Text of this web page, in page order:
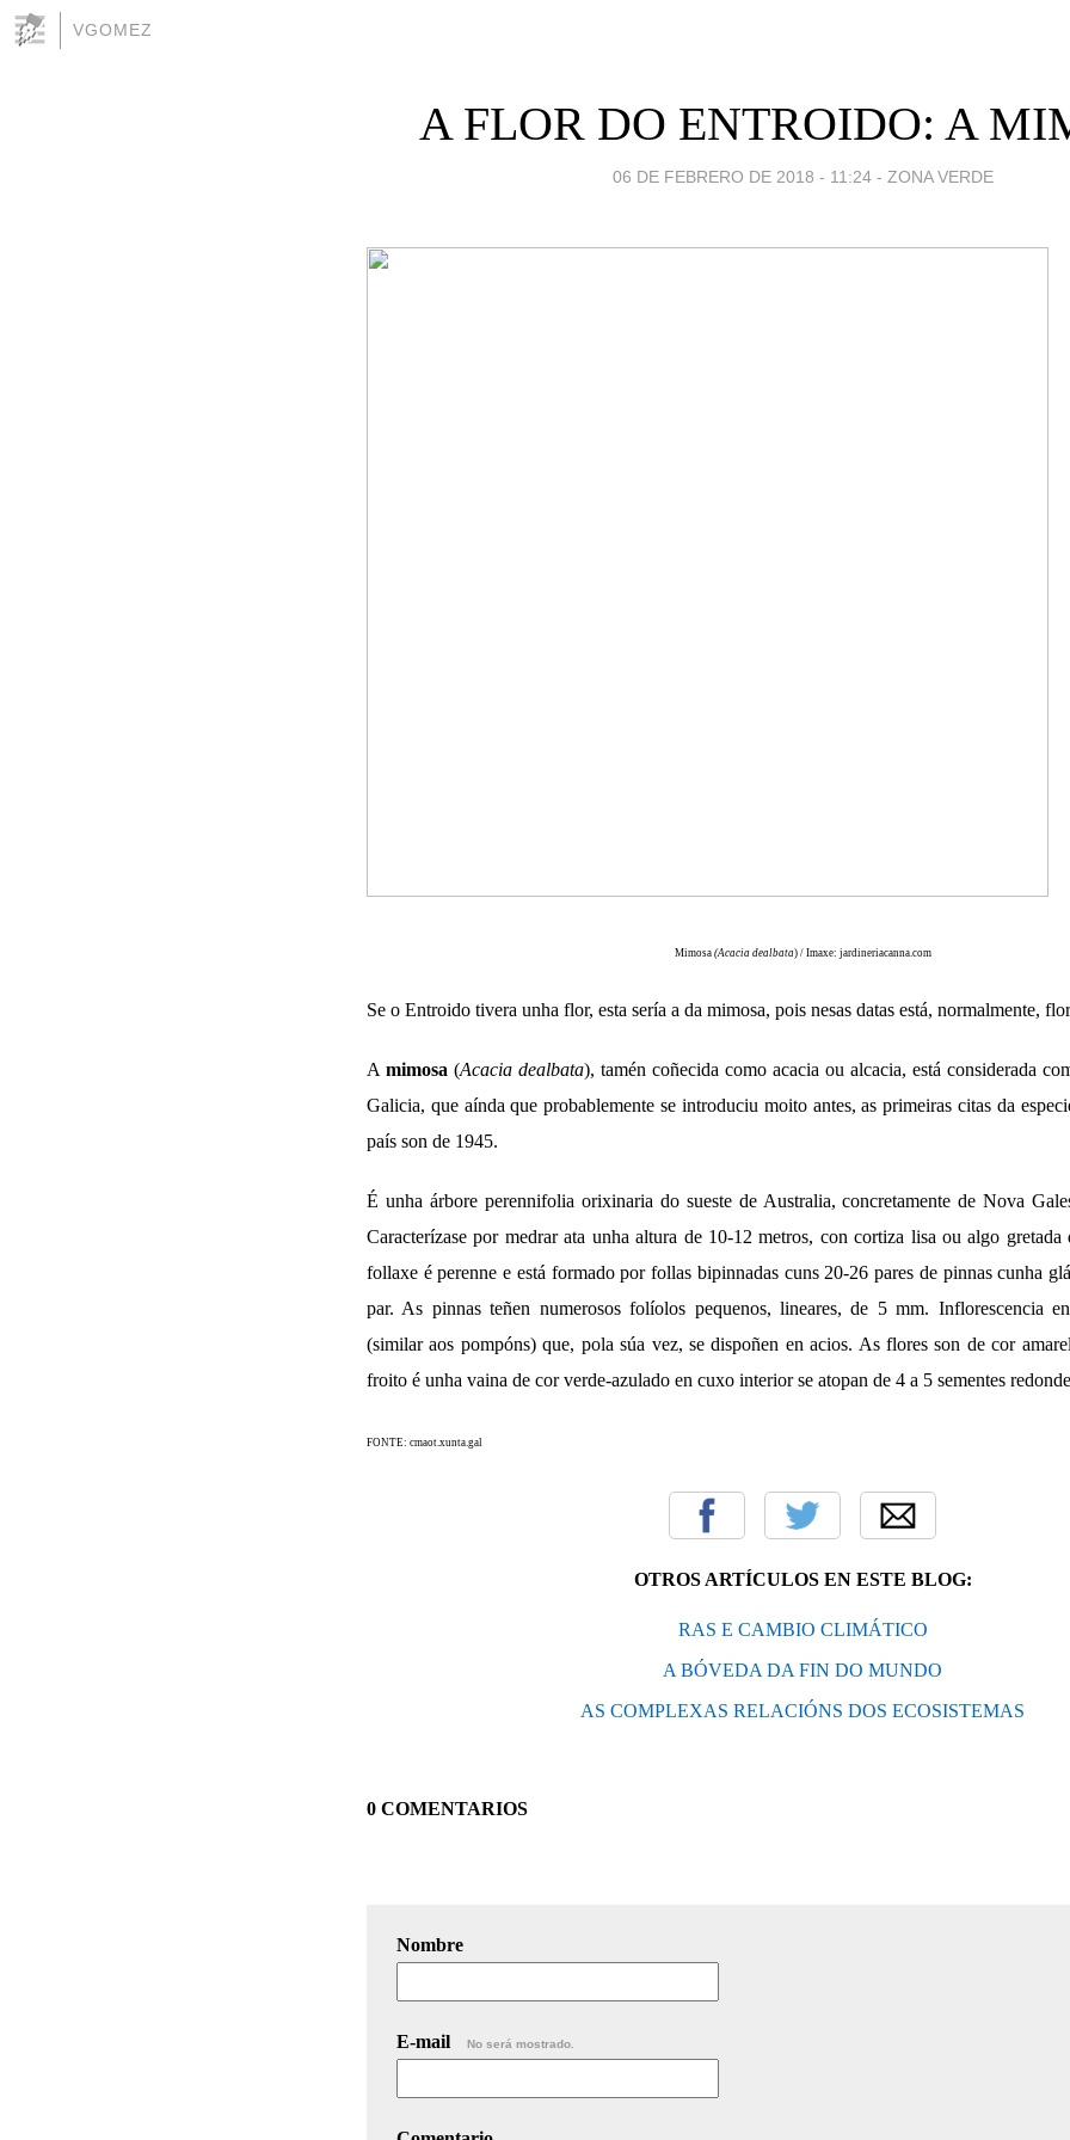
VGOMEZ
A FLOR DO ENTROIDO: A
06 DE FEBRERO DE 2018 - 11:24 - ZONA VERDE
Mimosa (Acacia dealbata) / Imaxe: jardineriacanna.com
Se o Entroido tivera unha flor, esta sería a da mimosa, pois nesas datas está, normalmente,
A mimosa (Acacia dealbata), tamén coñecida como acacia ou alcacia, está considerada
Galicia, que aínda que probablemente se introduciu moito antes, as primeiras citas da
país son de 1945.
É unha árbore perennifolia orixinaria do sueste de Australia, concretamente de Nova
Caracterízase por medrar ata unha altura de 10-12 metros, con cortiza lisa ou algo gretada
follaxe é perenne e está formado por follas bipinnadas cuns 20-26 pares de pinnas cunha
par. As pinnas teñen numerosos folíolos pequenos, lineares, de 5 mm. Inflorescencia
(similar aos pompóns) que, pola súa vez, se dispoñen en acios. As flores son de cor
froito é unha vaina de cor verde-azulado en cuxo interior se atopan de 4 a 5 sementes
FONTE: cmaot.xunta.gal
OTROS ARTÍCULOS EN ESTE BLOG:
RAS E CAMBIO CLIMÁTICO
A BÓVEDA DA FIN DO MUNDO
AS COMPLEXAS RELACIÓNS DOS ECOSISTEMAS
0 COMENTARIOS
Nombre
E-mail No será mostrado.